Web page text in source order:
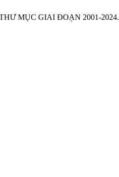
MỤC GIAI ĐOẠN 2001-2024.